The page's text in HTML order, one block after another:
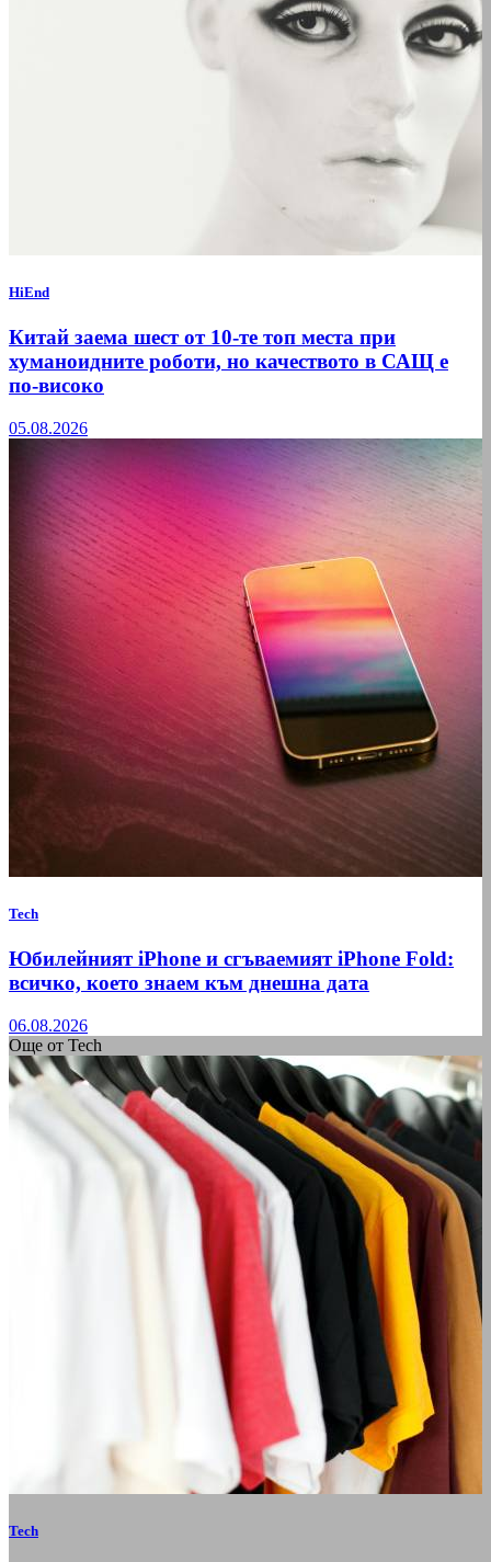
HiEnd
Китай заема шест от 10-те топ места при
хуманоидните роботи, но качеството в САЩ е
по-високо
05.08.2026
Tech
Юбилейният iPhone и сгъваемият iPhone Fold:
всичко, което знаем към днешна дата
06.08.2026
Още от Tech
Tech